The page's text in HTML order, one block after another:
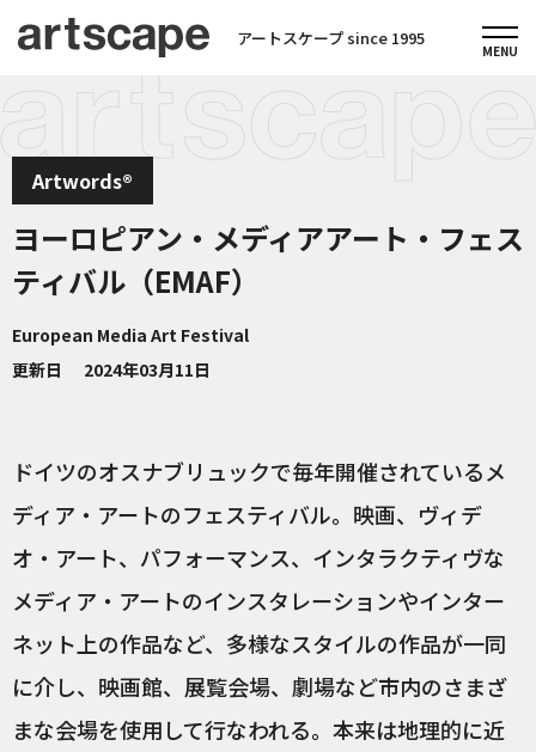
アートスケープ since 1995
Artwords®
ヨーロピアン・メディアアート・フェス
ティバル（EMAF）
European Media Art Festival
更新日
2024年03月11日
ドイツのオスナブリュックで毎年開催されているメ
ディア・アートのフェスティバル。映画、ヴィデ
オ・アート、パフォーマンス、インタラクティヴな
メディア・アートのインスタレーションやインター
ネット上の作品など、多様なスタイルの作品が一同
に介し、映画館、展覧会場、劇場など市内のさまざ
まな会場を使用して行なわれる。本来は地理的に近